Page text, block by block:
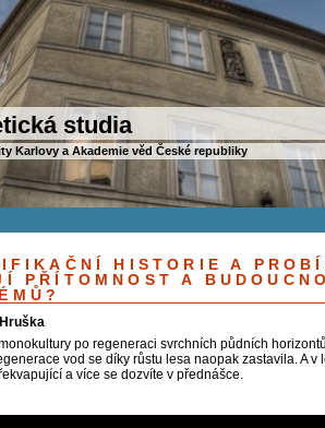
studia
Karlovy a Akademie věd České republiky
HISTORIE A
PŘÍTOMNOST A
po regeneraci svrchních půdních
vod se díky růstu lesa naopak zastavila. A
a více se dozvíte v přednášce.